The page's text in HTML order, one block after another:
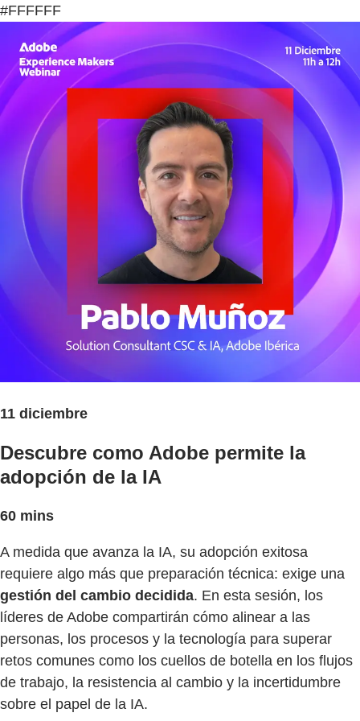
#FFFFFF
11 diciembre
Descubre como Adobe permite la
adopción de la IA
60 mins
A medida que avanza la IA, su adopción exitosa
requiere algo más que preparación técnica: exige una
gestión del cambio decidida. En esta sesión, los
líderes de Adobe compartirán cómo alinear a las
personas, los procesos y la tecnología para superar
retos comunes como los cuellos de botella en los flujos
de trabajo, la resistencia al cambio y la incertidumbre
sobre el papel de la IA.